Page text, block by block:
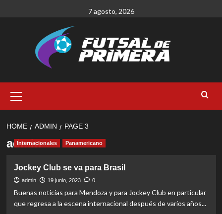
7 agosto, 2026
Menu
HOME ADMIN PAGE 3
admin
Internacionales Panamericano
Jockey Club se va para Brasil
admin 19 junio, 2023 0
Buenas noticias para Mendoza y para Jockey Club en particular
que regresa a la escena internacional después de varios años...